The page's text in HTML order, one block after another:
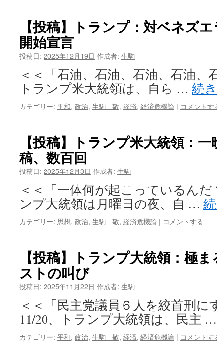
【投稿】トランプ：対ベネズ
開始宣言
投稿日: 2025年12月19日 作成者: 生駒
＜＜「石油、石油、石油、石油、
トランプ米大統領は、自ら … 続
カテゴリー: 平和, 政治, 生駒 敬, 経済, 経済危機論 | コメントす
【投稿】トランプ米大統領：
稿、数百回
投稿日: 2025年12月3日 作成者: 生駒
＜＜「一体何が起こっているんだ
ンプ大統領は月曜日の夜、自 …
カテゴリー: 思想, 政治, 生駒 敬, 経済危機論 | コメントする
【投稿】トランプ大統領：極
ストの叫び
投稿日: 2025年11月22日 作成者: 生駒
＜＜「民主党議員６人を絞首刑に
11/20、トランプ大統領は、民主
カテゴリー: 平和, 政治, 生駒 敬, 経済, 経済危機論 | コメントす